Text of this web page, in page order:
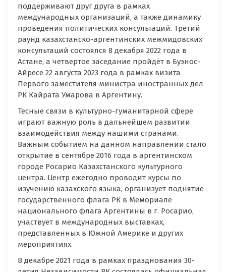
поддерживают друг друга в рамках
международных организаций, а также динамику
проведения политических консультаций. Третий
раунд казахстанско-аргентинских межмидовских
консультаций состоялся 8 декабря 2022 года в
Астане, а четвертое заседание пройдёт в Буэнос-
Айресе 22 августа 2023 года в рамках визита
Первого заместителя министра иностранных дел
РК Кайрата Умарова в Аргентину.
Тесные связи в культурно-гуманитарной сфере
играют важную роль в дальнейшем развитии
взаимодействия между нашими странами.
Важным событием на данном направлении стало
открытие в сентябре 2016 года в аргентинском
городе Росарио Казахстанского культурного
центра. Центр ежегодно проводит курсы по
изучению казахского языка, организует поднятие
государственного флага РК в Мемориале
национального флага Аргентины в г. Росарио,
участвует в международных выставках,
представленных в Южной Америке и других
мероприятиях.
В декабре 2021 года в рамках празднования 30-